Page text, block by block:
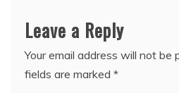
Leave a Reply
Your email address will not be
fields are marked *